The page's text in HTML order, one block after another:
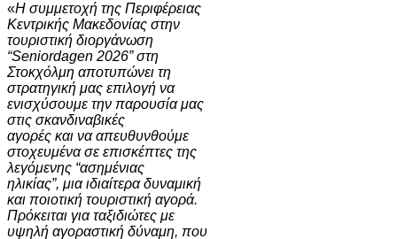
«Η συμμετοχή της Περιφέρειας
Κεντρικής Μακεδονίας στην
τουριστική διοργάνωση
“Seniordagen 2026” στη
Στοκχόλμη αποτυπώνει τη
στρατηγική μας επιλογή να
ενισχύσουμε την παρουσία μας
στις σκανδιναβικές
αγορές και να απευθυνθούμε
στοχευμένα σε επισκέπτες της
λεγόμενης “ασημένιας
ηλικίας”, μια ιδιαίτερα δυναμική
και ποιοτική τουριστική αγορά.
Πρόκειται για ταξιδιώτες με
υψηλή αγοραστική δύναμη, που